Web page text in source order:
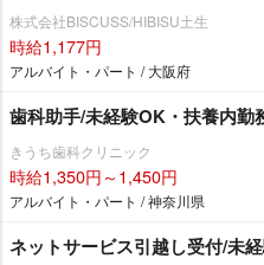
株式会社BISCUSS/HIBISU土生
時給1,177円
アルバイト・パート / 大阪府
歯科助手/未経験OK・扶養内勤
きうち歯科クリニック
時給1,350円～1,450円
アルバイト・パート / 神奈川県
ネットサービス引越し受付/未